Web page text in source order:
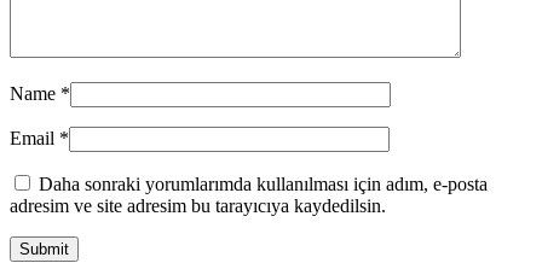
Name *
Email *
Daha sonraki yorumlarımda kullanılması için adım, e-posta
adresim ve site adresim bu tarayıcıya kaydedilsin.